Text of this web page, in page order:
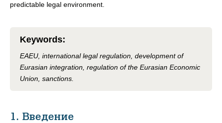
predictable legal environment.
Keywords:
EAEU, international legal regulation, development of
Eurasian integration, regulation of the Eurasian Economic
Union, sanctions.
1. Введение